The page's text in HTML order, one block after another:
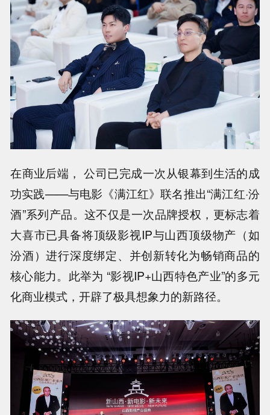
在商业后端， 公司已完成一次从银幕到生活的成
功实践——与电影《满江红》联名推出“满江红·汾
酒”系列产品。这不仅是一次品牌授权，更标志着
大喜市已具备将顶级影视IP与山西顶级物产（如
汾酒）进行深度绑定、并创新转化为畅销商品的
核心能力。此举为 “影视IP+山西特色产业”的多元
化商业模式，开辟了极具想象力的新路径。